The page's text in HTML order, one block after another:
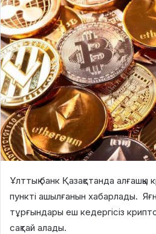
Ұлттық банк Қазақстанда
пункті ашылғанын хабарлады.
тұрғындары еш кедергісіз
сақтай алады.